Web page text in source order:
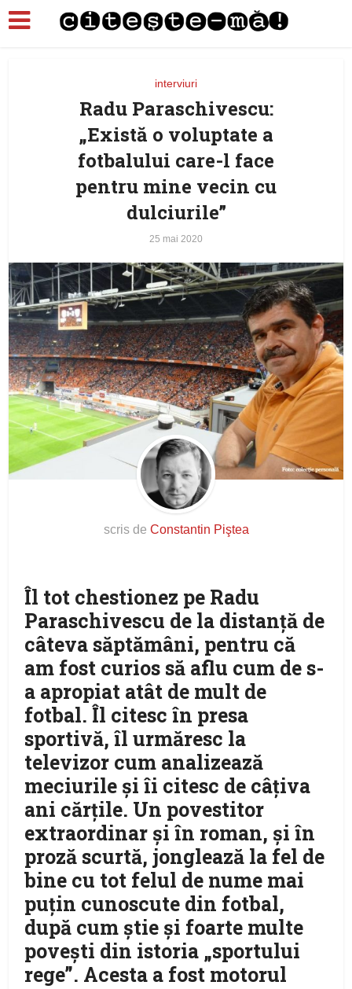
interviuri
Radu Paraschivescu:
„Există o voluptate a
fotbalului care-l face
pentru mine vecin cu
dulciurile”
25 mai 2020
scris de Constantin Piştea
Îl tot chestionez pe Radu
Paraschivescu de la distanţă de
câteva săptămâni, pentru că
am fost curios să aflu cum de s-
a apropiat atât de mult de
fotbal. Îl citesc în presa
sportivă, îl urmăresc la
televizor cum analizează
meciurile şi îi citesc de câţiva
ani cărţile. Un povestitor
extraordinar şi în roman, şi în
proză scurtă, jonglează la fel de
bine cu tot felul de nume mai
puţin cunoscute din fotbal,
după cum ştie şi foarte multe
poveşti din istoria „sportului
rege”. Acesta a fost motorul